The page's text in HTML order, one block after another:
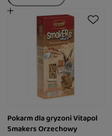
Pokarm dla gryzoni Vitapol
Smakers Orzechowy